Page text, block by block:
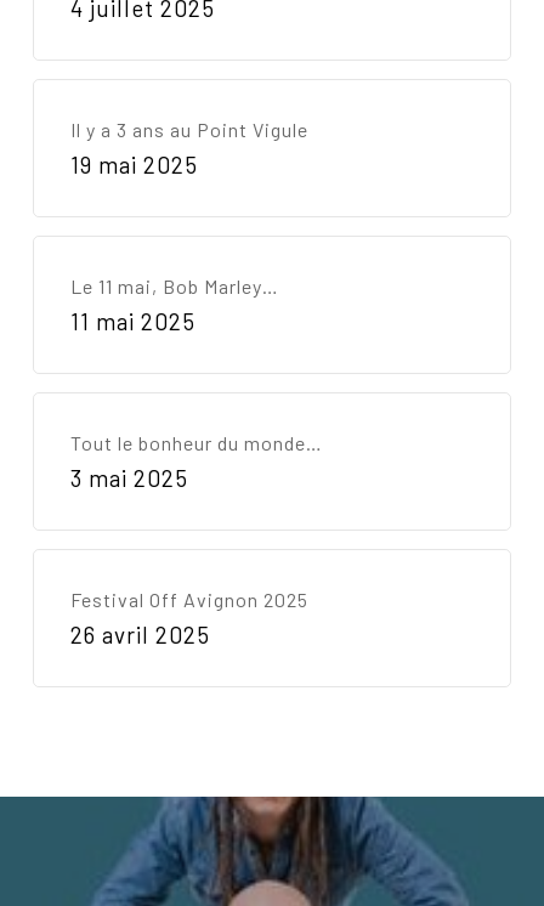
4 juillet 2025
Il y a 3 ans au Point Vigule
19 mai 2025
Le 11 mai, Bob Marley…
11 mai 2025
Tout le bonheur du monde…
3 mai 2025
Festival Off Avignon 2025
26 avril 2025